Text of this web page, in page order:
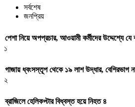
সর্বশেষ
জনপ্রিয়
পেশা নিয়ে অপপ্রচার, আওয়ামী কর্মীদের উদ্দেশ্যে যে
১
গাজায় ধ্বংসস্তূপ থেকে ১৯ লাশ উদ্ধার, বেশিরভাগ
২
ব্রাজিলে হেলিকপ্টার বিধ্বস্ত হয়ে নিহত ৪